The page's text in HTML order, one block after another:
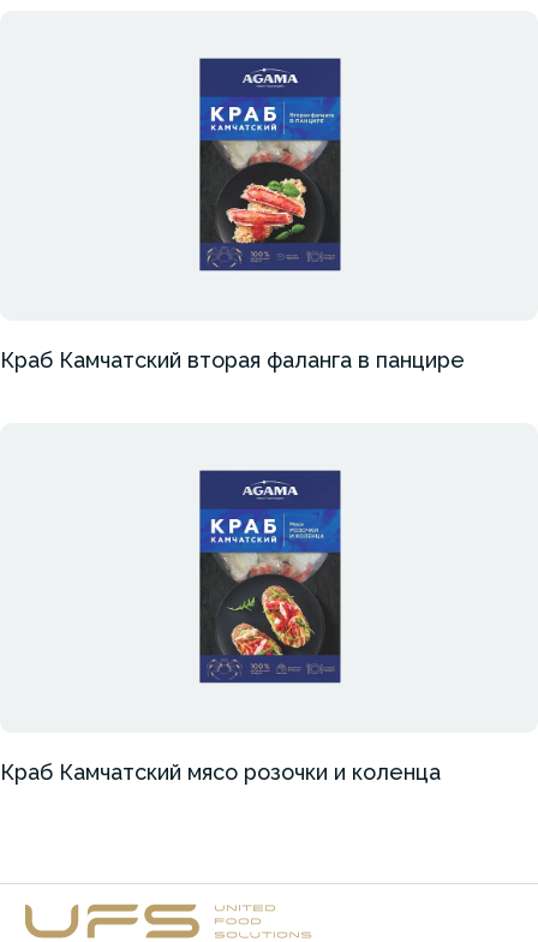
Краб Камчатский вторая фаланга в панцире
Краб Камчатский мясо розочки и коленца